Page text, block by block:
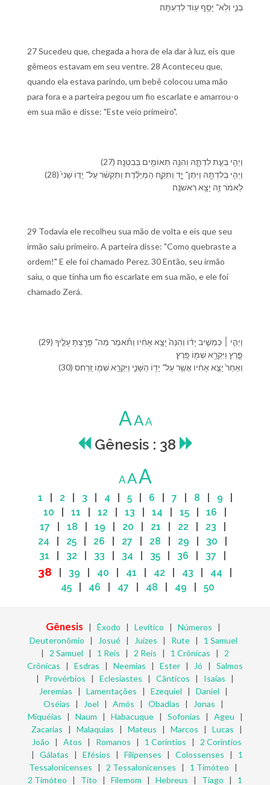
בְנִ֑⁠י וְ⁠לֹֽא־ יָסַ֥ף ע֖וֹד לְ⁠דַעְתָּֽ⁠ה׃
27 Sucedeu que, chegada a hora de ela dar à luz, eis que
gêmeos estavam em seu ventre. 28 Aconteceu que,
quando ela estava parindo, um bebê colocou uma mão
para fora e a parteira pegou um fio escarlate e amarrou-o
em sua mão e disse: "Este veio primeiro".
(27) וַ⁠יְהִ֖י בְּ⁠עֵ֣ת לִדְתָּ֑⁠הּ וְ⁠הִנֵּ֥ה תְאוֹמִ֖ים בְּ⁠בִטְנָֽ⁠הּ׃
(28) וַ⁠יְהִ֥י בְ⁠לִדְתָּ֖⁠הּ וַ⁠יִּתֶּן־ יָ֑ד וַ⁠תִּקַּ֣ח הַ⁠מְיַלֶּ֗דֶת וַ⁠תִּקְשֹׁ֨ר עַל־ יָד֤⁠וֹ שָׁנִי֙
לֵ⁠אמֹ֔ר זֶ֖ה יָצָ֥א רִאשֹׁנָֽה׃
29 Todavia ele recolheu sua mão de volta e eis que seu
irmão saiu primeiro. A parteira disse: "Como quebraste a
ordem!" E ele foi chamado Perez. 30 Então, seu irmão
saiu, o que tinha um fio escarlate em sua mão, e ele foi
chamado Zerá.
(29) וַ⁠יְהִ֣י ׀ כְּ⁠מֵשִׁ֣יב יָד֗⁠וֹ וְ⁠הִנֵּה֙ יָצָ֣א אָחִ֔י⁠ו וַ⁠תֹּ֕אמֶר מַה־ פָּרַ֖צְתָּ עָלֶ֣י⁠ךָ
פָּ֑רֶץ וַ⁠יִּקְרָ֥א שְׁמ֖⁠וֹ פָּֽרֶץ׃
(30) וְ⁠אַחַר֙ יָצָ֣א אָחִ֔י⁠ו אֲשֶׁ֥ר עַל־ יָד֖⁠וֹ הַ⁠שָּׁנִ֑י וַ⁠יִּקְרָ֥א שְׁמ֖⁠וֹ זָֽרַח׃ס
AAA
Gênesis : 38
AAA
1 2 3 4 5| 6 7 8 9
10
11 12 13 14 15 16
17
18 19 20 21 22 23
24
25 26 27 28 29 30
31
32 33 34 35 36 37
38 39 40 41 42 43 44
45| 46 47 48 49 50
Gênesis | Êxodo | Levítico | Números |
Deuteronômio | Josué| Juízes | Rute| 1 Samuel
| 2 Samuel | 1 Reis | 2 Reis | 1 Crônicas | 2
Crônicas | Esdras | Neemias | Ester | Jó | Salmos
| Provérbios | Eclesiastes | Cânticos | Isaías |
Jeremias | Lamentações | Ezequiel | Daniel |
Oséias | Joel | Amós | Obadias | Jonas |
Miquéias | Naum | Habacuque| Sofonias | Ageu |
Zacarias | Malaquias | Mateus | Marcos | Lucas |
João | Atos | Romanos | 1 Coríntios | 2 Coríntios
| Gálatas | Efésios | Filipenses | Colossenses | 1
Tessalonicenses | 2 Tessalonicenses | 1 Timóteo |
2 Timóteo | Tito | Filemom | Hebreus | Tiago | 1